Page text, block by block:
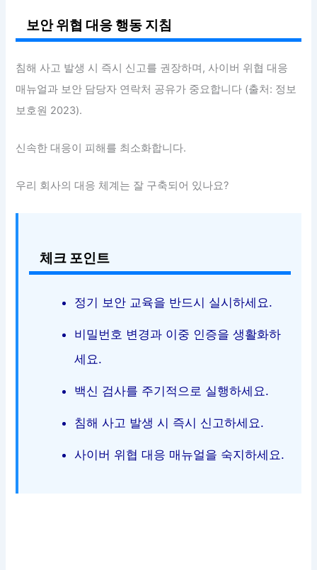
보안 위협 대응 행동 지침
침해 사고 발생 시 즉시 신고를 권장하며, 사이버 위협 대응
매뉴얼과 보안 담당자 연락처 공유가 중요합니다 (출처: 정보
보호원 2023).
신속한 대응이 피해를 최소화합니다.
우리 회사의 대응 체계는 잘 구축되어 있나요?
체크 포인트
정기 보안 교육을 반드시 실시하세요.
비밀번호 변경과 이중 인증을 생활화하
세요.
백신 검사를 주기적으로 실행하세요.
침해 사고 발생 시 즉시 신고하세요.
사이버 위협 대응 매뉴얼을 숙지하세요.